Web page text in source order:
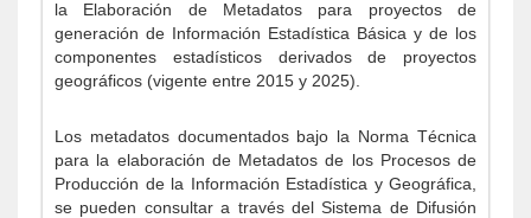
la Elaboración de Metadatos para proyectos de
generación de Información Estadística Básica y de los
componentes estadísticos derivados de proyectos
geográficos (vigente entre 2015 y 2025).
Los metadatos documentados bajo la Norma Técnica
para la elaboración de Metadatos de los Procesos de
Producción de la Información Estadística y Geográfica,
se pueden consultar a través del Sistema de Difusión